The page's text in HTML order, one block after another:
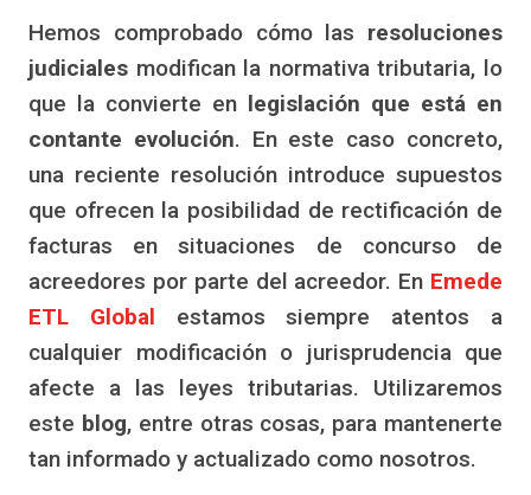
Hemos comprobado cómo las resoluciones
judiciales modifican la normativa tributaria, lo
que la convierte en legislación que está en
contante evolución. En este caso concreto,
una reciente resolución introduce supuestos
que ofrecen la posibilidad de rectificación de
facturas en situaciones de concurso de
acreedores por parte del acreedor. En Emede
ETL Global estamos siempre atentos a
cualquier modificación o jurisprudencia que
afecte a las leyes tributarias. Utilizaremos
este blog, entre otras cosas, para mantenerte
tan informado y actualizado como nosotros.